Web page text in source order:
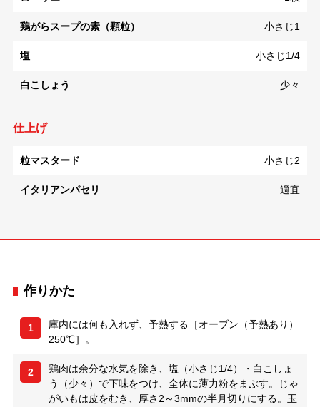
鶏がらスープの素（顆粒） 小さじ1
塩 小さじ1/4
白こしょう 少々
仕上げ
粒マスタード 小さじ2
イタリアンパセリ 適宜
作りかた
1
庫内には何も入れず、予熱する［オーブン（予熱あり）
250℃］。
2
鶏肉は余分な水気を除き、塩（小さじ1/4）・白こしょ
う（少々）で下味をつけ、全体に薄力粉をまぶす。じゃ
がいもは皮をむき、厚さ2～3mmの半月切りにする。玉